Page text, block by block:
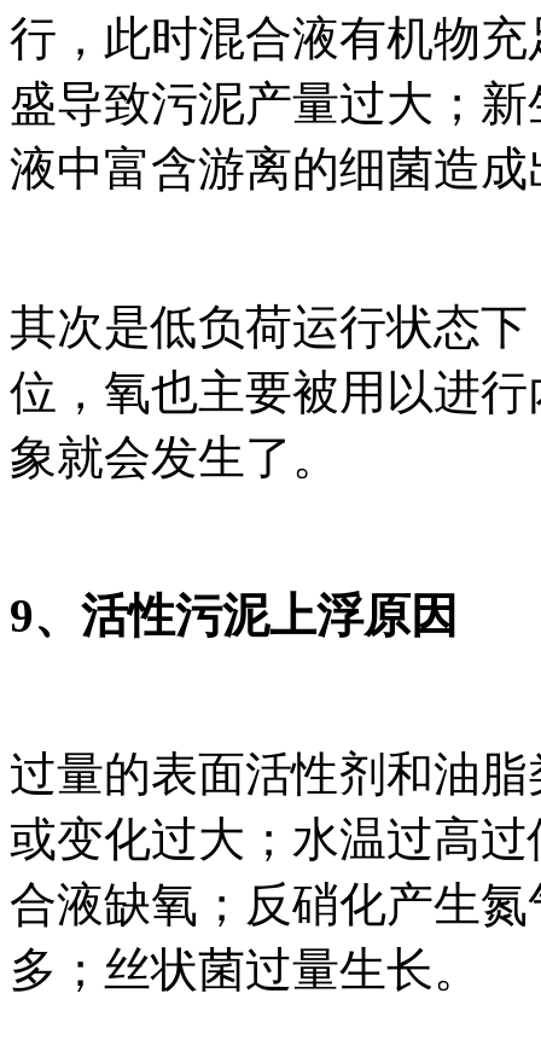
行，此时混合液有机物
盛导致污泥产量过大；
液中富含游离的细菌造
其次是低负荷运行状态
位，氧也主要被用以进
象就会发生了。
9、活性污泥上浮原因
过量的表面活性剂和油
或变化过大；水温过高
合液缺氧；反硝化产生
多；丝状菌过量生长。